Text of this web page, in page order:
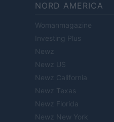
NORD AMERICA
Womanmagazine
Investing Plus
Newz
Newz US
Newz California
Newz Texas
Newz Florida
Newz New York